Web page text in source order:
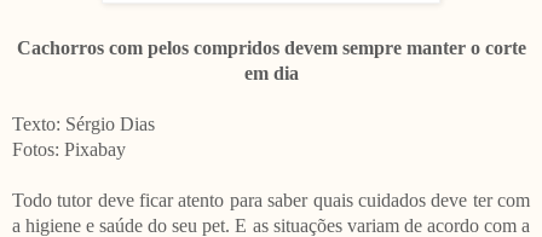
Cachorros com pelos compridos devem sempre manter o corte
em dia
Texto: Sérgio Dias
Fotos: Pixabay
Todo tutor deve ficar atento para saber quais cuidados deve ter com
a higiene e saúde do seu pet. E as situações variam de acordo com a